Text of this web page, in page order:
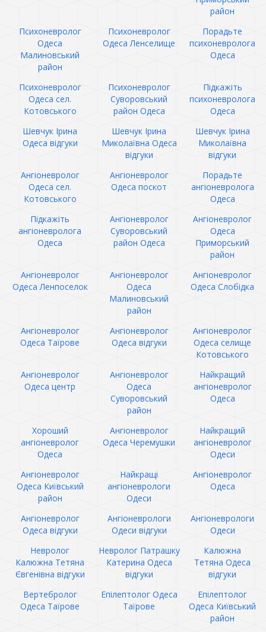
район
Психоневролог
Одеса
Малиновський
район
Психоневролог
Одеса Ленселище
Порадьте
психоневролога
Одеса
Психоневролог
Одеса сел.
Котовського
Психоневролог
Суворовський
район Одеса
Підкажіть
психоневролога
Одеса
Шевчук Ірина
Одеса відгуки
Шевчук Ірина
Миколаївна Одеса
відгуки
Шевчук Ірина
Миколаївна
відгуки
Ангіоневролог
Одеса сел.
Котовського
Ангіоневролог
Одеса поскот
Порадьте
ангіоневролога
Одеса
Підкажіть
ангіоневролога
Одеса
Ангіоневролог
Суворовський
район Одеса
Ангіоневролог
Одеса
Приморський
район
Ангіоневролог
Одеса Ленпоселок
Ангіоневролог
Одеса
Малиновський
район
Ангіоневролог
Одеса Слобідка
Ангіоневролог
Одеса Таїрове
Ангіоневролог
Одеса відгуки
Ангіоневролог
Одеса селище
Котовського
Ангіоневролог
Одеса центр
Ангіоневролог
Одеса
Суворовський
район
Найкращий
ангіоневролог
Одеса
Хороший
ангіоневролог
Одеса
Ангіоневролог
Одеса Черемушки
Найкращий
ангіоневролог
Одеси
Ангіоневролог
Одеса Київський
район
Найкращі
ангіоневрологи
Одеси
Ангіоневролог
Одеса
Ангіоневролог
Одеса відгуки
Ангіоневрологи
Одеси відгуки
Ангіоневрологи
Одеси
Невролог
Калюжна Тетяна
Євгенівна відгуки
Невролог Патрашку
Катерина Одеса
відгуки
Калюжна
Тетяна Одеса
відгуки
Вертебролог
Одеса Таїрове
Епілептолог Одеса
Таїрове
Епілептолог
Одеса Київський
район